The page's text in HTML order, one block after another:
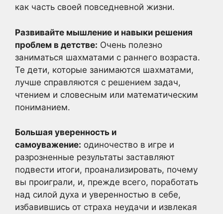
как часть своей повседневной жизни.
Развивайте мышление и навыки решения
проблем в детстве: Очень полезно
заниматься шахматами с раннего возраста.
Те дети, которые занимаются шахматами,
лучше справляются с решением задач,
чтением и словесным или математическим
пониманием.
Большая уверенность и
самоуважение: одиночество в игре и
разрозненные результаты заставляют
подвести итоги, проанализировать, почему
вы проиграли, и, прежде всего, поработать
над силой духа и уверенностью в себе,
избавившись от страха неудачи и извлекая